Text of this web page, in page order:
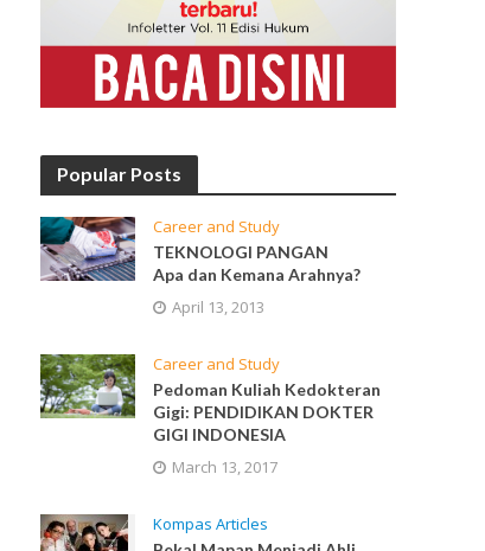
Popular Posts
Career and Study
TEKNOLOGI PANGAN
Apa dan Kemana Arahnya?
April 13, 2013
Career and Study
Pedoman Kuliah Kedokteran
Gigi: PENDIDIKAN DOKTER
GIGI INDONESIA
March 13, 2017
Kompas Articles